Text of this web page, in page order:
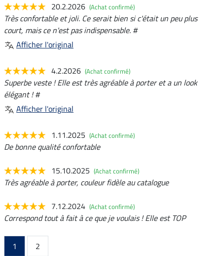
20.2.2026 (Achat confirmé)
Très confortable et joli. Ce serait bien si c'était un peu plus
court, mais ce n'est pas indispensable. #
Afficher l'original
4.2.2026 (Achat confirmé)
Superbe veste ! Elle est très agréable à porter et a un look
élégant ! #
Afficher l'original
1.11.2025 (Achat confirmé)
De bonne qualité confortable
15.10.2025 (Achat confirmé)
Très agréable à porter, couleur fidèle au catalogue
7.12.2024 (Achat confirmé)
Correspond tout à fait à ce que je voulais ! Elle est TOP
1
2